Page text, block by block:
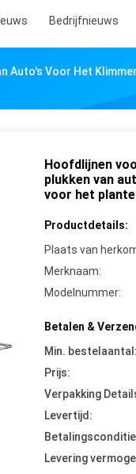
Bedrijfnieuws
Auto's Voor Het
Hoofdlijnen
plukken van
voor het
Productdetails:
Plaats van
Merknaam:
Modelnummer:
Betalen &
Min. bestelaantal:
Prijs:
Verpakking
Levertijd:
Levering